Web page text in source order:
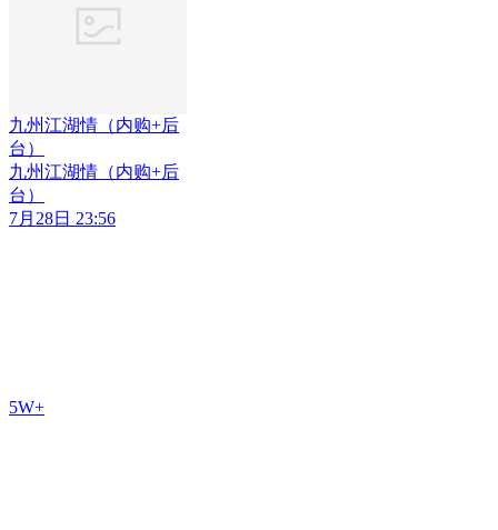
九州江湖情（内购+后
台）
九州江湖情（内购+后
台）
7月28日 23:56
5W+